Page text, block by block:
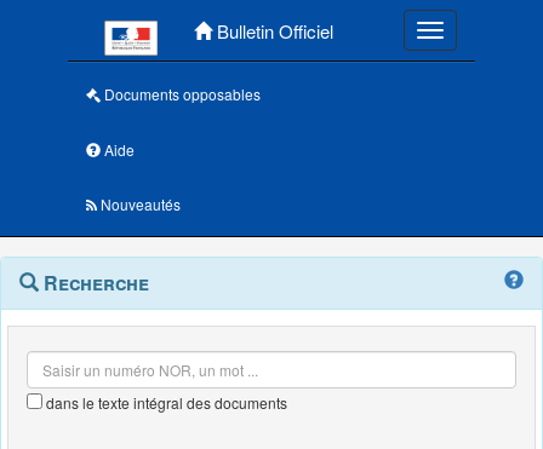
Bulletin Officiel Toggle
Documents opposables
Aide
Nouveautés
Navigation
outils
Menu
contextuel
Recherche
dans le texte intégral des documents